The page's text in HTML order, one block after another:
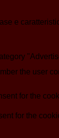
e
the user
for the
for the